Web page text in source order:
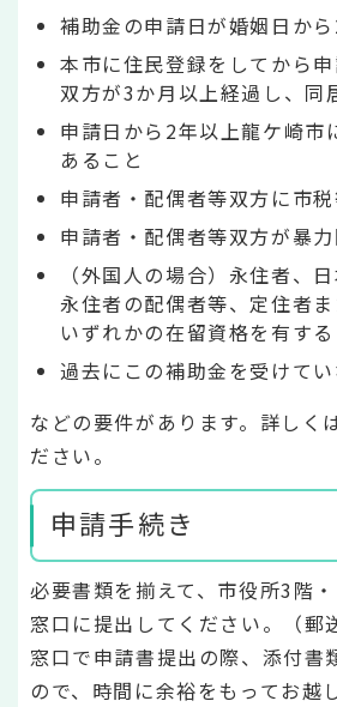
補助金の申請日が婚姻日か
本市に住民登録をしてから
双方が3か月以上経過し、同
申請日から2年以上龍ケ崎市
あること
申請者・配偶者等双方に市
申請者・配偶者等双方が暴
（外国人の場合）永住者、
永住者の配偶者等、定住者
いずれかの在留資格を有する
過去にこの補助金を受けてい
などの要件があります。詳しく
ださい。
申請手続き
必要書類を揃えて、市役所3階
窓口に提出してください。（郵
窓口で申請書提出の際、添付書
ので、時間に余裕をもってお越